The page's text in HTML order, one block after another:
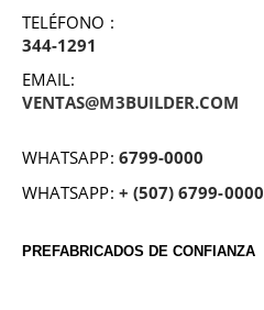
TELÉFONO :
344-1291
EMAIL:
VENTAS@M3BUILDER.COM
WHATSAPP: 6799-0000
WHATSAPP: + (507) 6799-0000
PREFABRICADOS DE CONFIANZA